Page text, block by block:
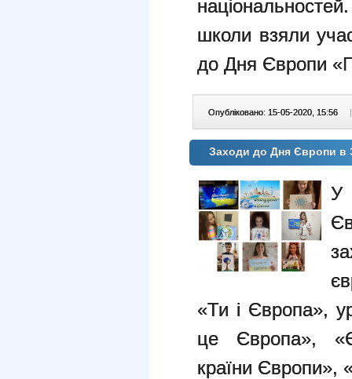
школи взяли
до Дня Європи
Опубліковано: 15-05-2020, 15:56 |
Заходи до Дня Європи в
У
«Ти і Європа»,
це Європа»,
країни